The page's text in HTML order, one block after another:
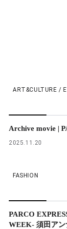
ART&CULTURE /
Archive movie |
2025.11.20
FASHION
PARCO
WEEK- 須田アン